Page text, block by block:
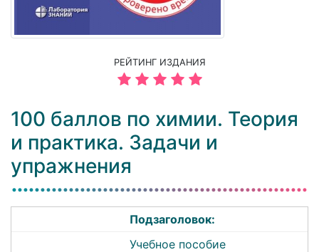
РЕЙТИНГ ИЗДАНИЯ
100 баллов по химии. Теория
и практика. Задачи и
упражнения
Подзаголовок:
Учебное пособие